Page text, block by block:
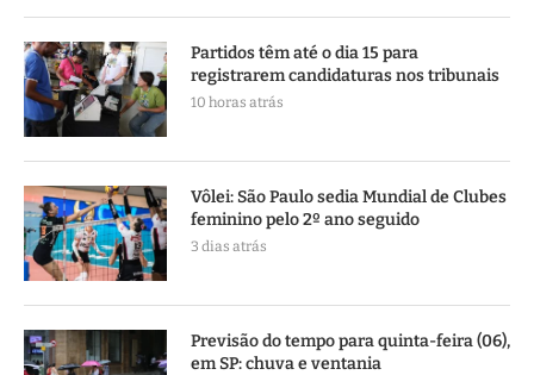
Partidos têm até o dia 15 para
registrarem candidaturas nos tribunais
10 horas atrás
Vôlei: São Paulo sedia Mundial de Clubes
feminino pelo 2º ano seguido
3 dias atrás
Previsão do tempo para quinta-feira (06),
em SP: chuva e ventania